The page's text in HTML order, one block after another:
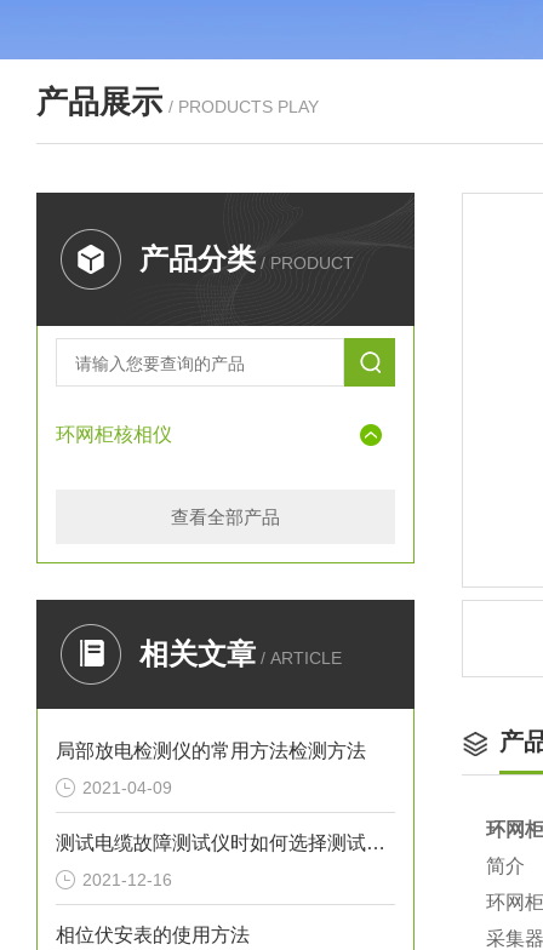
产品展示 / PRODUCTS PLAY
产品分类 / PRODUCT
环网柜核相仪
查看全部产品
相关文章 / ARTICLE
局部放电检测仪的常用方法检测方法
2021-04-09
测试电缆故障测试仪时如何选择测试方式？
2021-12-16
相位伏安表的使用方法
产
环网
简介
环网
采集